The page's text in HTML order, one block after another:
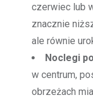
czerwiec lub
znacznie
ale równie
Noclegi
w centrum,
obrzeżach